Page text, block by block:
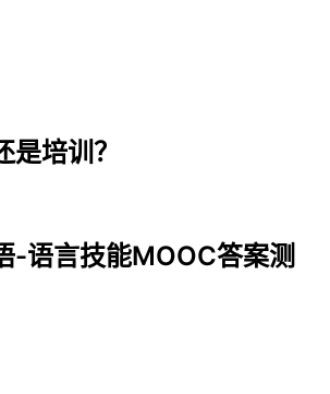
培训？
-语言技能MOOC答案测